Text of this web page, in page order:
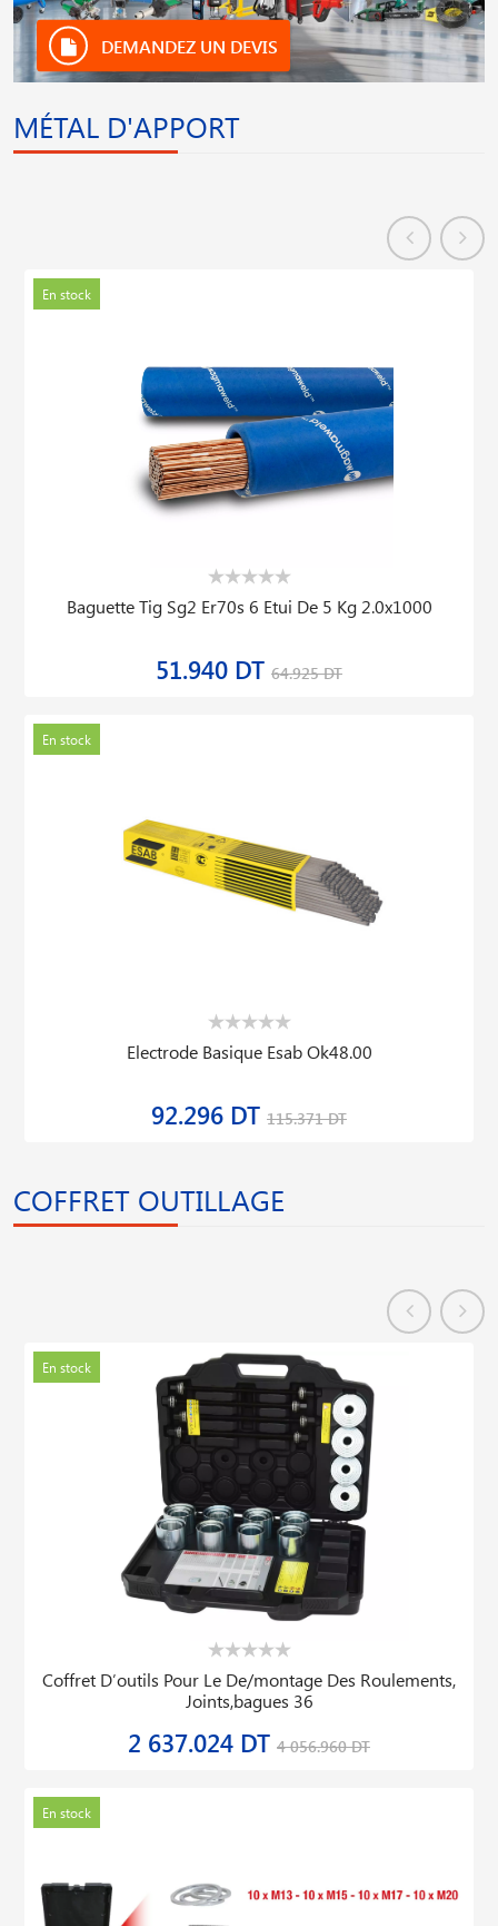
DEMANDEZ UN DEVIS
MÉTAL D'APPORT
En stock
Baguette Tig Sg2 Er70s 6 Etui De 5 Kg 2.0x1000
51.940 DT 64.925 DT
En stock
Electrode Basique Esab Ok48.00
92.296 DT 115.371 DT
COFFRET OUTILLAGE
En stock
Coffret D′outils Pour Le De/montage Des Roulements,
Joints,bagues 36
2 637.024 DT 4 056.960 DT
En stock